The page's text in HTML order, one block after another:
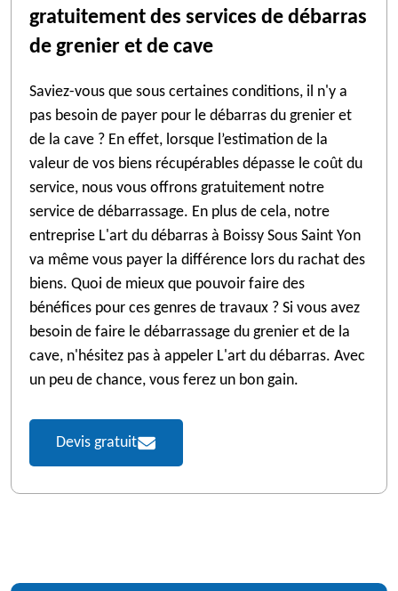
gratuitement des services de débarras
de grenier et de cave
Saviez-vous que sous certaines conditions, il n'y a
pas besoin de payer pour le débarras du grenier et
de la cave ? En effet, lorsque l’estimation de la
valeur de vos biens récupérables dépasse le coût du
service, nous vous offrons gratuitement notre
service de débarrassage. En plus de cela, notre
entreprise L'art du débarras à Boissy Sous Saint Yon
va même vous payer la différence lors du rachat des
biens. Quoi de mieux que pouvoir faire des
bénéfices pour ces genres de travaux ? Si vous avez
besoin de faire le débarrassage du grenier et de la
cave, n'hésitez pas à appeler L'art du débarras. Avec
un peu de chance, vous ferez un bon gain.
Devis gratuit